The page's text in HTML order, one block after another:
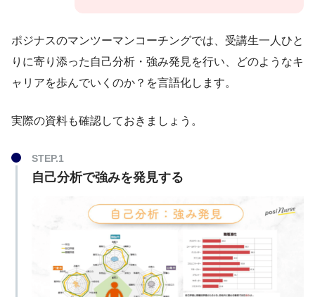
ポジナスのマンツーマンコーチングでは、受講生一人ひと
りに寄り添った自己分析・強み発見を行い、どのようなキ
ャリアを歩んでいくのか？を言語化します。
実際の資料も確認しておきましょう。
自己分析で強みを発見する